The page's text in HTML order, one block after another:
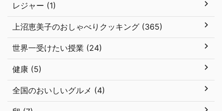
レジャー (1)
上沼恵美子のおしゃべりクッキング (365)
世界一受けたい授業 (24)
健康 (5)
全国のおいしいグルメ (4)